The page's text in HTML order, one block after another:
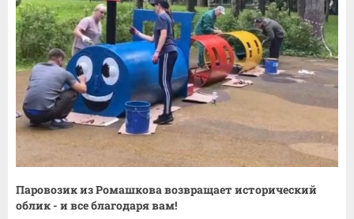
Паровозик из Ромашкова возвращает исторический
облик - и все благодаря вам!